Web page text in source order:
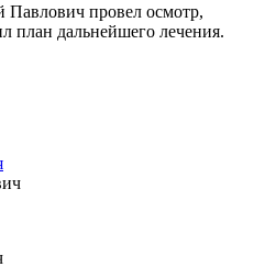
Павлович провел осмотр,
план дальнейшего лечения.